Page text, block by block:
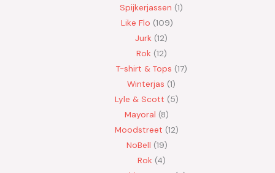
Spijkerjassen 1
Like Flo 109
Jurk 12
Rok 12
T-shirt & Tops 17
Winterjas 1
Lyle & Scott 5
Mayoral 8
Moodstreet 12
NoBell 19
Rok 4